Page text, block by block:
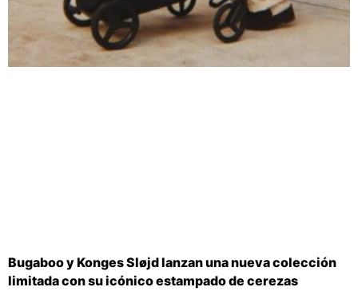
Bugaboo y Konges Sløjd lanzan una nueva colección
limitada con su icónico estampado de cerezas